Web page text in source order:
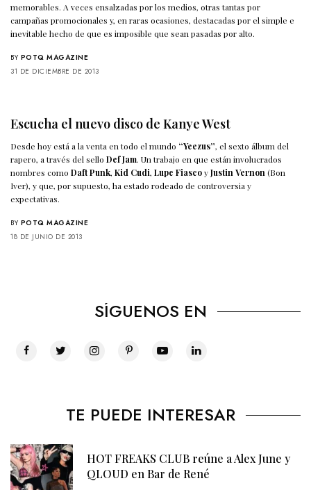
memorables. A veces ensalzadas por los medios, otras tantas por
campañas promocionales y, en raras ocasiones, destacadas por el simple e
inevitable hecho de que es imposible que sean pasadas por alto.
BY POTQ MAGAZINE
31 DE DICIEMBRE DE 2013
Escucha el nuevo disco de Kanye West
Desde hoy está a la venta en todo el mundo “Yeezus”, el sexto álbum del
rapero, a través del selloDef Jam. Un trabajo en que están involucrados
nombres comoDaft Punk,Kid Cudi,Lupe FiascoyJustin Vernon (Bon
Iver), y que, por supuesto, ha estado rodeado de controversia y
expectativas.
BY POTQ MAGAZINE
18 DE JUNIO DE 2013
SÍGUENOS EN
TE PUEDE INTERESAR
HOT FREAKS CLUB reúne a Alex June y
QLOUD en Bar de René